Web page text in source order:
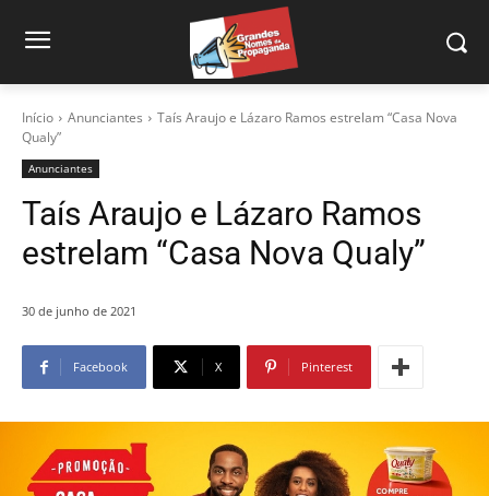
Início Anunciantes
Taís Araujo e Lázaro Ramos estrelam “Casa Nova
Qualy”
Anunciantes
Taís Araujo e Lázaro Ramos
estrelam “Casa Nova Qualy”
30 de junho de 2021
Facebook X Pinterest